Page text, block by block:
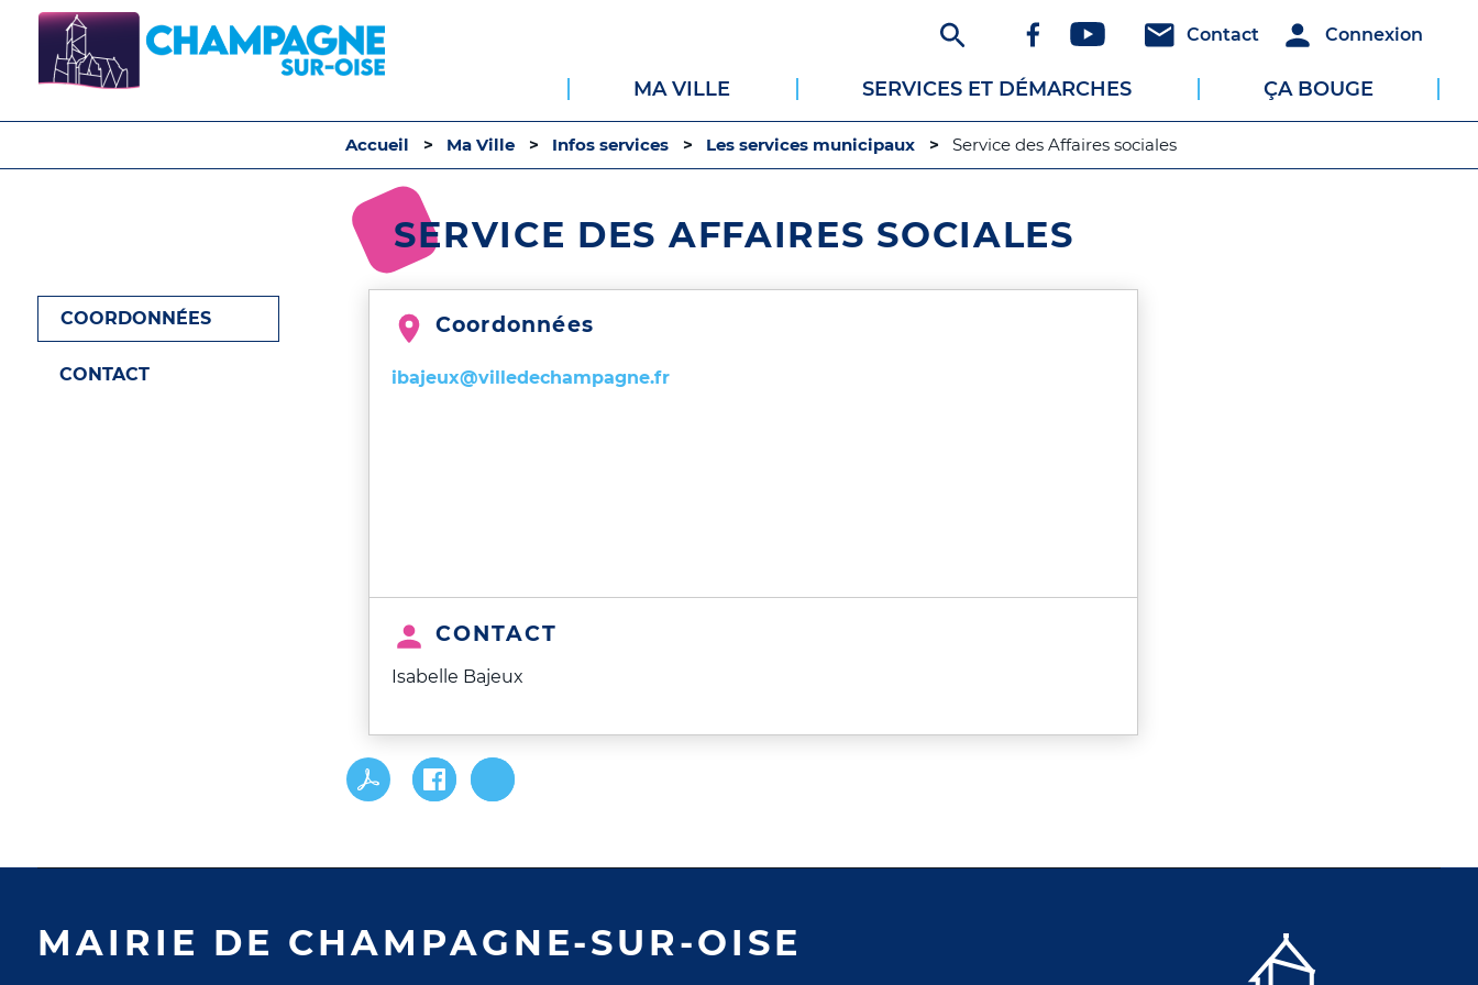
principal
Header
Connexion
Connexion
Header
Communication
Contact
Réseaux
sociaux
MA VILLE SERVICES ET DÉMARCHES ÇA BOUGE
Accueil Ma Ville Infos services Les services municipaux Service des Affaires sociales
SERVICE DES AFFAIRES SOCIALES
COORDONNÉES
CONTACT
Coordonnées
ibajeux@villedechampagne.fr
CONTACT
Isabelle Bajeux
MAIRIE DE CHAMPAGNE-SUR-OISE